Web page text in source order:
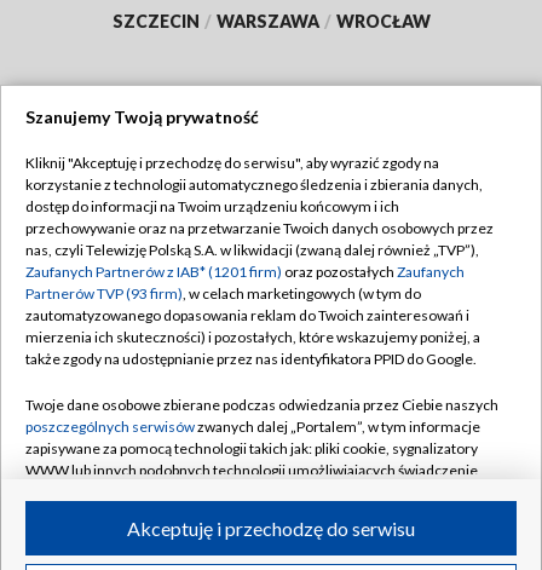
SZCZECIN / WARSZAWA / WROCŁAW
TVP
Abonament TVP
Emisja w TVP
Centrum informacji TVP
Naziemna Telewizja Cyfrowa
Rada Programowa
System NOS
Informacje o nadawcy
Program dla prasy
Regulamin TVP
Polityka prywatności
Moje zgody
Pomoc
Kontakt
Kanały
©2026 Telewizja Polska S.A. w likwidacji
Szanujemy Twoją prywatność
Kliknij "Akceptuję i przechodzę do serwisu", aby wyrazić zgody na
korzystanie z technologii automatycznego śledzenia i zbierania danych,
dostęp do informacji na Twoim urządzeniu końcowym i ich
przechowywanie oraz na przetwarzanie Twoich danych osobowych przez
nas, czyli Telewizję Polską S.A. w likwidacji (zwaną dalej również „TVP”),
Zaufanych Partnerów z IAB* (1201 firm) oraz pozostałych Zaufanych
Partnerów TVP (93 firm), w celach marketingowych (w tym do
zautomatyzowanego dopasowania reklam do Twoich zainteresowań i
mierzenia ich skuteczności) i pozostałych, które wskazujemy poniżej, a
także zgody na udostępnianie przez nas identyfikatora PPID do Google.
Twoje dane osobowe zbierane podczas odwiedzania przez Ciebie naszych
poszczególnych serwisówzwanych dalej „Portalem”, w tym informacje
zapisywane za pomocą technologii takich jak: pliki cookie, sygnalizatory
WWW lub innych podobnych technologii umożliwiających świadczenie
ruchu w Internecie.Akceptuję i przechodzę do serwisu